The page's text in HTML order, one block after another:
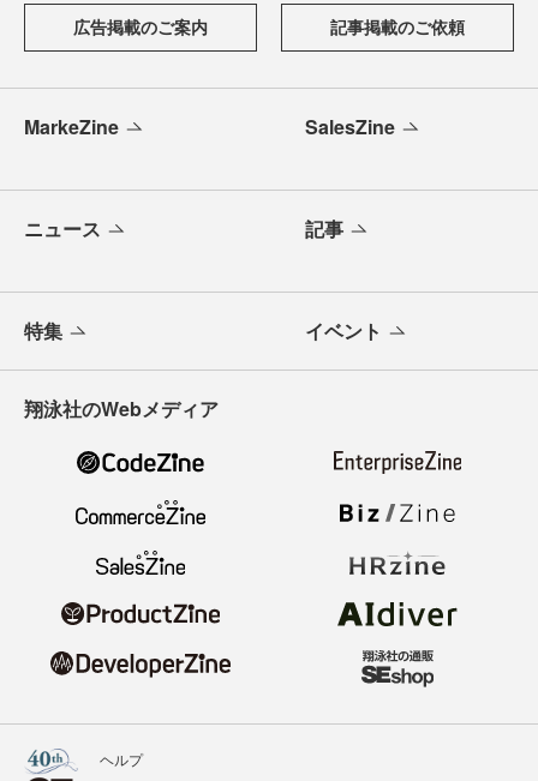
広告掲載のご案内 記事掲載のご依頼
MarkeZine SalesZine
ニュース 記事
特集 イベント
翔泳社のWebメディア
ヘルプ